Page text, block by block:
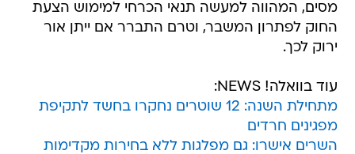
מסים, המהווה למעשה תנאי הכרחי למימוש הצעת
החוק לפתרון המשבר, וטרם התברר אם ייתן אור
ירוק לכך.
עוד בוואלה! NEWS:
מתחילת השנה: 12 שוטרים נחקרו בחשד לתקיפת
מפגינים חרדים
השרים אישרו: גם מפלגות ללא בחירות מקדימות